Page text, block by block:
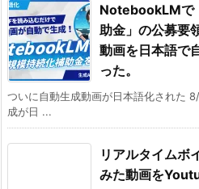
NotebookLMで
助金」の公募要
動画を日本語で
った。
ついに自動生成動画が日本語化された
成が日 ...
リアルタイムボ
みた動画を